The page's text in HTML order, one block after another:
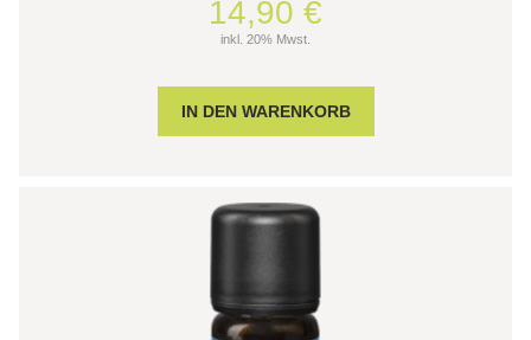
14,90 €
inkl. 20% Mwst.